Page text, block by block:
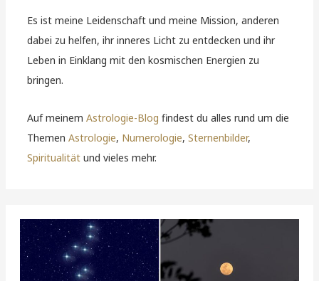
Es ist meine Leidenschaft und meine Mission, anderen
dabei zu helfen, ihr inneres Licht zu entdecken und ihr
Leben in Einklang mit den kosmischen Energien zu
bringen.
Auf meinemAstrologie-Blog findest du alles rund um die
ThemenAstrologie, Numerologie,Sternenbilder,
Spiritualität und vieles mehr.